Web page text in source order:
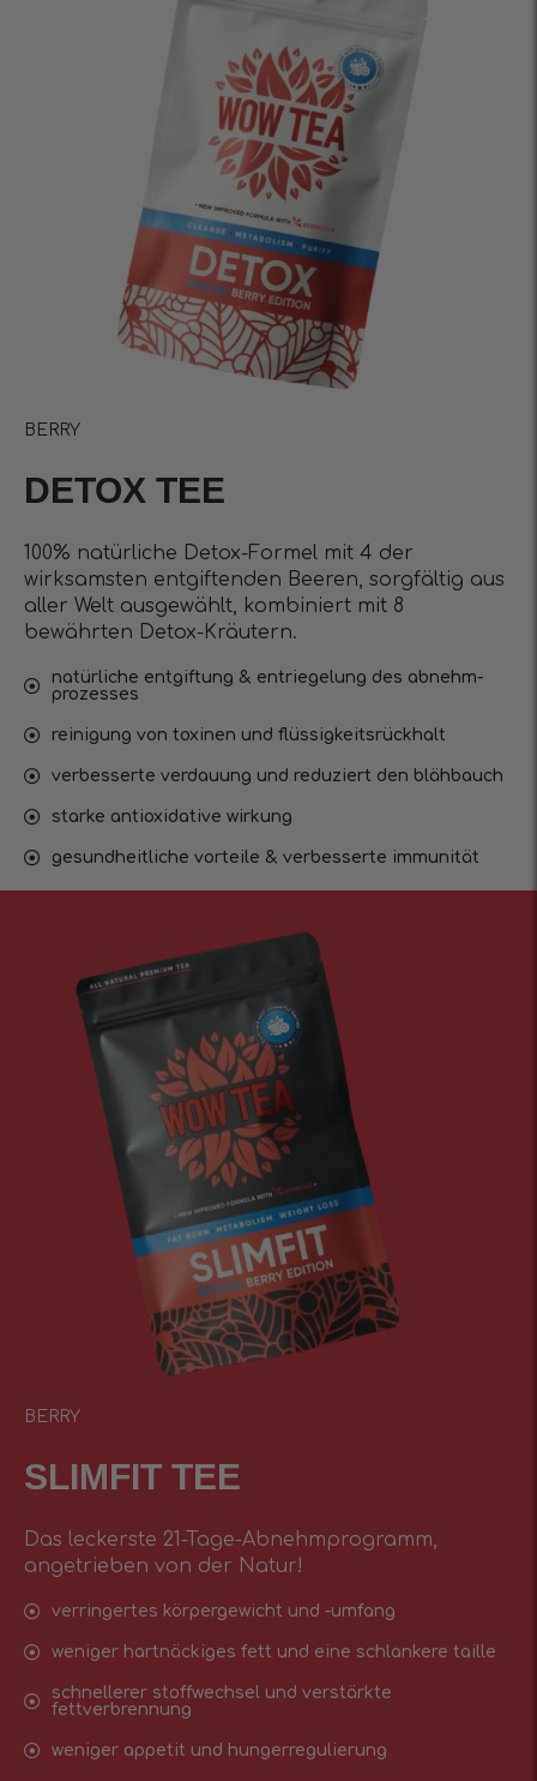
BERRY
DETOX TEE
100% natürliche Detox-Formel mit 4 der
wirksamsten entgiftenden Beeren, sorgfältig aus
aller Welt ausgewählt, kombiniert mit 8
bewährten Detox-Kräutern.
natürliche entgiftung & entriegelung des abnehm-
prozesses
reinigung von toxinen und flüssigkeitsrückhalt
verbesserte verdauung und reduziert den blähbauch
starke antioxidative wirkung
gesundheitliche vorteile & verbesserte immunität
BERRY
SLIMFIT TEE
Das leckerste 21-Tage-Abnehmprogramm,
angetrieben von der Natur!
verringertes körpergewicht und -umfang
weniger hartnäckiges fett und eine schlankere taille
schnellerer stoffwechsel und verstärkte
fettverbrennung
weniger appetit und hungerregulierung